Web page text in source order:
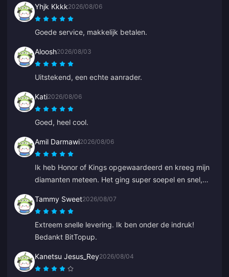
Yhjk Kkkk2026/08/06
Goede service, makkelijk betalen.
Aloosh2026/08/03
Uitstekend, een echte aanrader.
Kati2026/08/06
Goed, heel cool.
Amil Darmawi2026/08/06
Ik heb Honor of Kings opgewaardeerd en kreeg mijn
diamanten meteen. Het ging super soepel en snel,
Tammy Sweet2026/08/07
Extreem snelle levering. Ik ben onder de indruk!
Bedankt BitTopup.
Kanetsu Jesus_Rey2026/08/04